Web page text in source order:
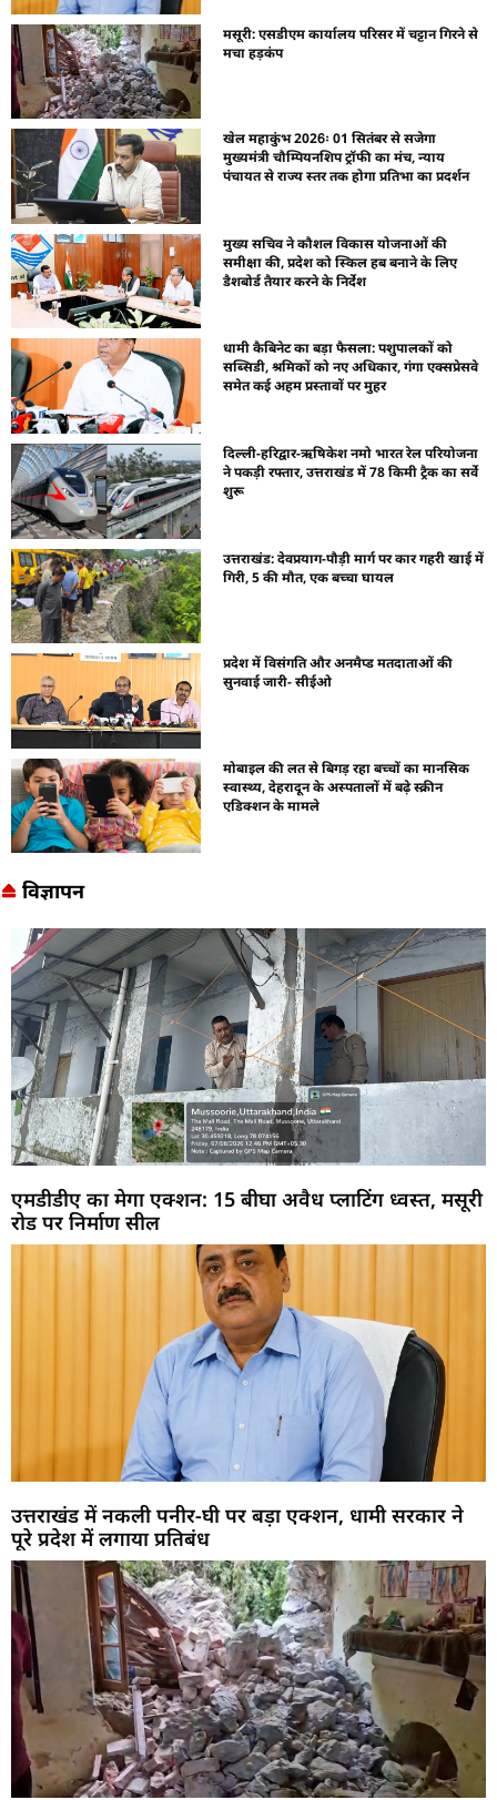
मसूरी: एसडीएम कार्यालय परिसर में चट्टान गिरने से
मचा हड़कंप
खेल महाकुंभ 2026ः 01 सितंबर से सजेगा
मुख्यमंत्री चौम्पियनशिप ट्रॉफी का मंच, न्याय
पंचायत से राज्य स्तर तक होगा प्रतिभा का प्रदर्शन
मुख्य सचिव ने कौशल विकास योजनाओं की
समीक्षा की, प्रदेश को स्किल हब बनाने के लिए
डैशबोर्ड तैयार करने के निर्देश
धामी कैबिनेट का बड़ा फैसला: पशुपालकों को
सब्सिडी, श्रमिकों को नए अधिकार, गंगा एक्सप्रेसवे
समेत कई अहम प्रस्तावों पर मुहर
दिल्ली-हरिद्वार-ऋषिकेश नमो भारत रेल परियोजना
ने पकड़ी रफ्तार, उत्तराखंड में 78 किमी ट्रैक का सर्वे
शुरू
उत्तराखंड: देवप्रयाग-पौड़ी मार्ग पर कार गहरी खाई में
गिरी, 5 की मौत, एक बच्चा घायल
प्रदेश में विसंगति और अनमैप्ड मतदाताओं की
सुनवाई जारी- सीईओ
मोबाइल की लत से बिगड़ रहा बच्चों का मानसिक
स्वास्थ्य, देहरादून के अस्पतालों में बढ़े स्क्रीन
एडिक्शन के मामले
विज्ञापन
एमडीडीए का मेगा एक्शन: 15 बीघा अवैध प्लाटिंग ध्वस्त, मसूरी
रोड पर निर्माण सील
उत्तराखंड में नकली पनीर-घी पर बड़ा एक्शन, धामी सरकार ने
पूरे प्रदेश में लगाया प्रतिबंध